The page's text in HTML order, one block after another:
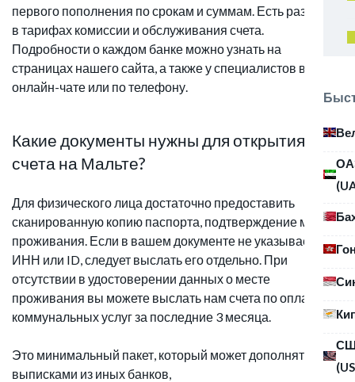
первого пополнения по срокам и суммам. Есть различия
в тарифах комиссии и обслуживания счета.
Подробности о каждом банке можно узнать на
страницах нашего сайта, а также у специалистов в
онлайн-чате или по телефону.
Какие документы нужны для открытия
счета на Мальте?
Для физического лица достаточно предоставить
сканированную копию паспорта, подтверждение места
проживания. Если в вашем документе не указывается
ИНН или ID, следует выслать его отдельно. При
отсутствии в удостоверении данных о месте
проживания вы можете выслать нам счета по оплате
коммунальных услуг за последние 3 месяца.
Это минимальный пакет, который может дополняться
выписками из иных банков,